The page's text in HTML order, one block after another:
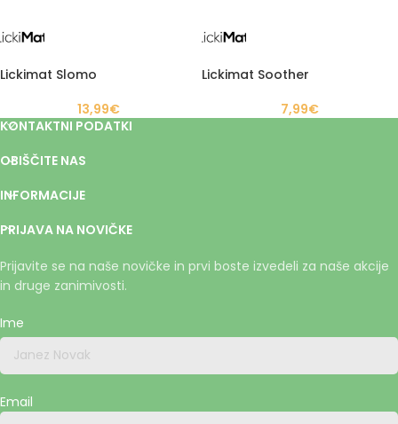
Lickimat Slomo
13,99€
Lickimat Soother
7,99€
KONTAKTNI PODATKI
OBIŠČITE NAS
INFORMACIJE
PRIJAVA NA NOVIČKE
Prijavite se na naše novičke in prvi boste izvedeli za naše akcije
in druge zanimivosti.
Ime
Email